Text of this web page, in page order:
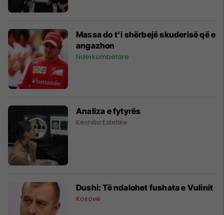
Massa do t’i shërbejë skuderisë që e
angazhon
Ndërkombëtare
Analiza e fytyrës
Këshilla Estetike
Dushi: Të ndalohet fushata e Vulinit
Kosovë